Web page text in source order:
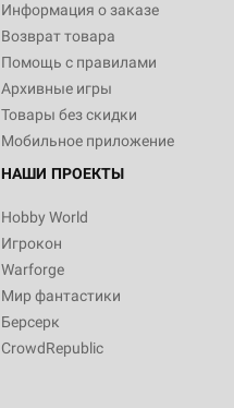
Информация о заказе
Возврат товара
Помощь с правилами
Архивные игры
Товары без скидки
Мобильное приложение
НАШИ ПРОЕКТЫ
Hobby World
Игрокон
Warforge
Мир фантастики
Берсерк
CrowdRepublic